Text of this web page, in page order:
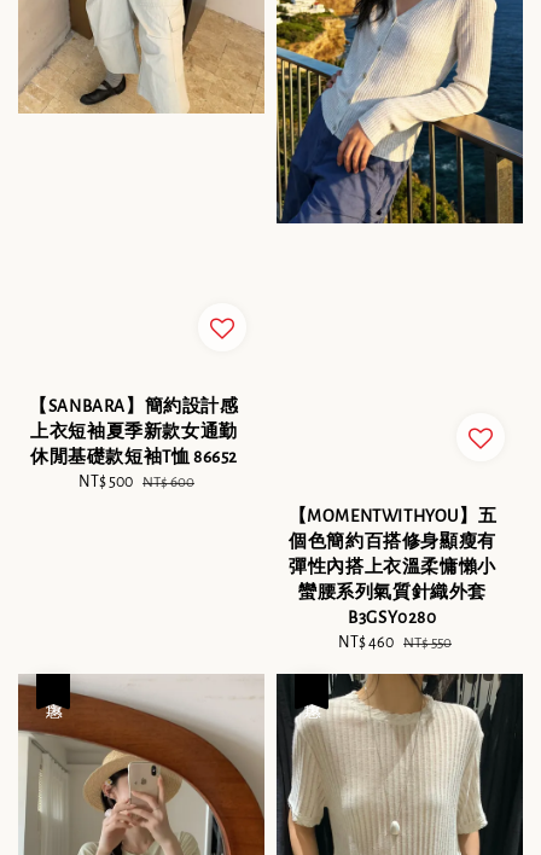
【SANBARA】簡約設計感
上衣短袖夏季新款女通勤
休閒基礎款短袖T恤 86652
Sale
NT$ 500 Regular
NT$ 600
【MOMENTWITHYOU】五
個色簡約百搭修身顯瘦有
彈性內搭上衣溫柔慵懶小
蠻腰系列氣質針織外套
B3GSY0280
Sale
NT$ 460 Regular
NT$ 550